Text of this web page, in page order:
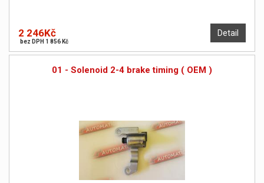
Detail
2 246Kč
bez DPH 1 856 Kč
01 - Solenoid 2-4 brake timing ( OEM )